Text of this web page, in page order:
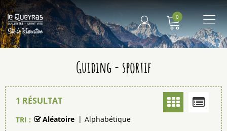
0
principal
Guiding - sportif
1 RÉSULTAT
TRI : Aléatoire Alphabétique